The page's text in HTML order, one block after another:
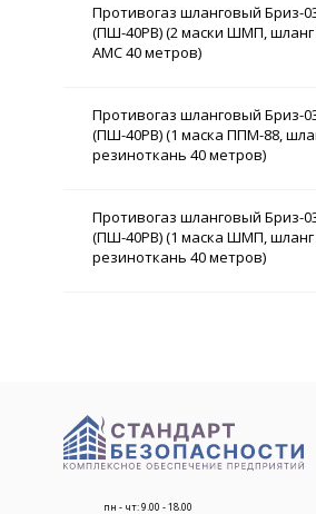
Противогаз шланговый Бриз-
(ПШ-40РВ) (2 маски ШМП,
АМС 40 метров)
Противогаз шланговый Бриз-
(ПШ-40РВ) (1 маска ППМ-88,
резиноткань 40 метров)
Противогаз шланговый Бриз-
(ПШ-40РВ) (1 маска ШМП,
резиноткань 40 метров)
пн - чт: 9.00 - 18.00